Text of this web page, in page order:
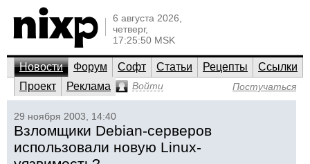
6 августа 2026,
четверг,
17:25:50 MSK
Новости Форум Софт Статьи Рецепты
Ссылки
Проект
Реклама Войти Постучаться
29 ноября 2003, 14:40
Взломщики Debian-серверов
использовали новую Linux-